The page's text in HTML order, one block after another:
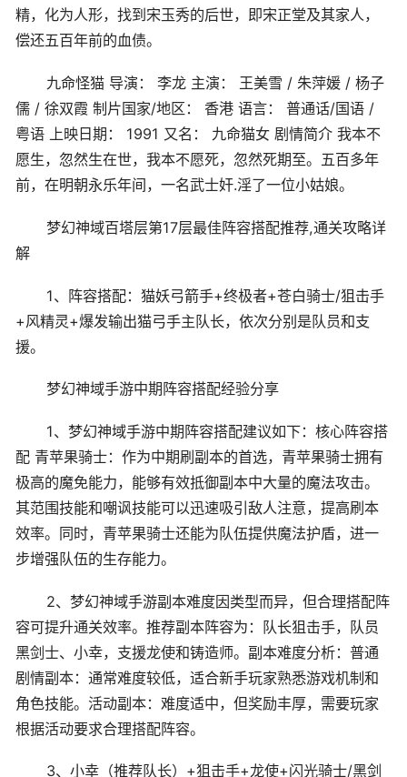
精，化为人形，找到宋玉秀的后世，即宋正堂及其家人，
偿还五百年前的血债。
九命怪猫 导演： 李龙 主演： 王美雪 / 朱萍媛 / 杨子
儒 / 徐双霞 制片国家/地区： 香港 语言： 普通话/国语 /
粤语 上映日期： 1991 又名： 九命猫女 剧情简介 我本不
愿生，忽然生在世，我本不愿死，忽然死期至。五百多年
前，在明朝永乐年间，一名武士奸.淫了一位小姑娘。
梦幻神域百塔层第17层最佳阵容搭配推荐,通关攻略详
解
1、阵容搭配：猫妖弓箭手+终极者+苍白骑士/狙击手
+风精灵+爆发输出猫弓手主队长，依次分别是队员和支
援。
梦幻神域手游中期阵容搭配经验分享
1、梦幻神域手游中期阵容搭配建议如下：核心阵容搭
配 青苹果骑士：作为中期刷副本的首选，青苹果骑士拥有
极高的魔免能力，能够有效抵御副本中大量的魔法攻击。
其范围技能和嘲讽技能可以迅速吸引敌人注意，提高刷本
效率。同时，青苹果骑士还能为队伍提供魔法护盾，进一
步增强队伍的生存能力。
2、梦幻神域手游副本难度因类型而异，但合理搭配阵
容可提升通关效率。推荐副本阵容为：队长狙击手，队员
黑剑士、小幸，支援龙使和铸造师。副本难度分析：普通
剧情副本：通常难度较低，适合新手玩家熟悉游戏机制和
角色技能。活动副本：难度适中，但奖励丰厚，需要玩家
根据活动要求合理搭配阵容。
3、小幸（推荐队长）+狙击手+龙使+闪光骑士/黑剑